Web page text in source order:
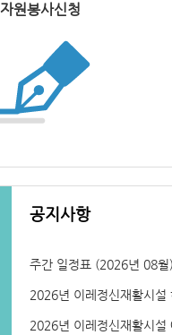
자원봉사신청
공지사항
주간 일정표 (2026년 08월
2026년 이레정신재활시설
2026년 이레정신재활시설